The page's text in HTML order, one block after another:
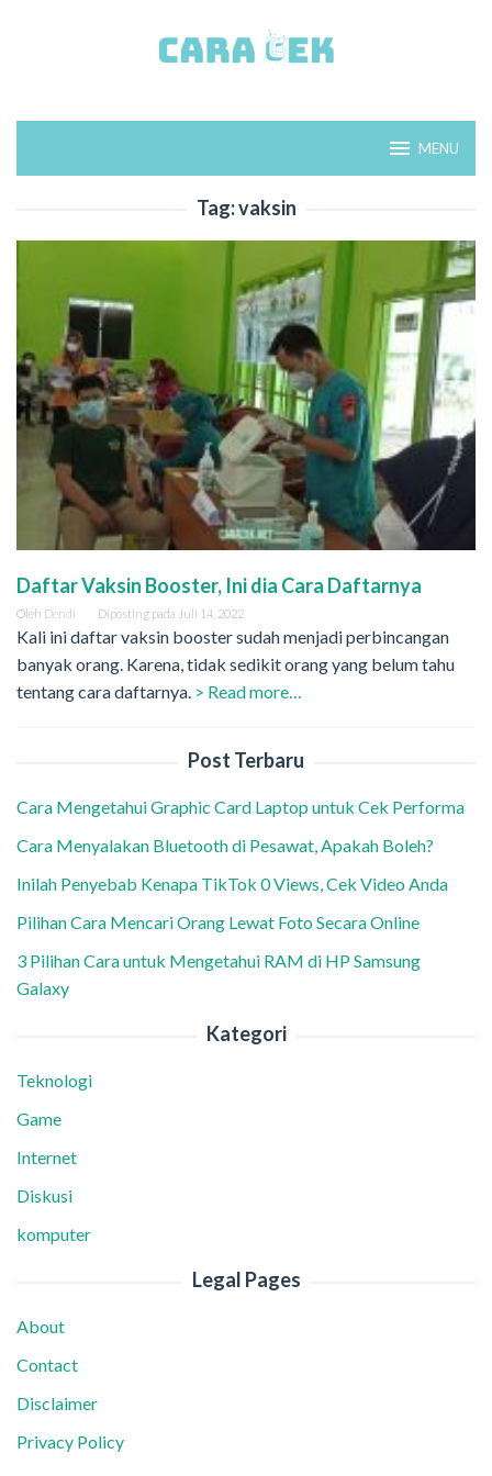
MENU
Tag:vaksin
Daftar Vaksin Booster, Ini dia Cara Daftarnya
Oleh Dendi Diposting pada Juli 14, 2022
Kali ini daftar vaksin booster sudah menjadi perbincangan
banyak orang. Karena, tidak sedikit orang yang belum tahu
tentang cara daftarnya. > Read more…
Post Terbaru
Cara Mengetahui Graphic Card Laptop untuk Cek Performa
Cara Menyalakan Bluetooth di Pesawat, Apakah Boleh?
Inilah Penyebab Kenapa TikTok 0 Views, Cek Video Anda
Pilihan Cara Mencari Orang Lewat Foto Secara Online
3 Pilihan Cara untuk Mengetahui RAM di HP Samsung
Galaxy
Kategori
Teknologi
Game
Internet
Diskusi
komputer
Legal Pages
About
Contact
Disclaimer
Privacy Policy